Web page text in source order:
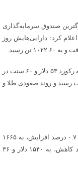
صندوق سرمایه‌گذاری
کرد: دارایی‌هایش روز
بهای هر اونس نقره برای تحویل فوری پس از رسیدن به رکورد ۵۳ دلار و ۶۰ سنت در
با ۰.۲ درصد افزایش، به ۵۳ دلار و ۱۶ سنت رسید و روند صعودی طلا و
در بازار سایر فلزات ارزشمند، بهای هر اونس پلاتین با ۰.۷ درصد افزایش، به ۱۶۶۵
دلار و ۷۰ سنت رسید و هر اونس پالادیوم با ۰.۳ درصد کاهش، به ۱۵۴۰ دلار و ۳۶